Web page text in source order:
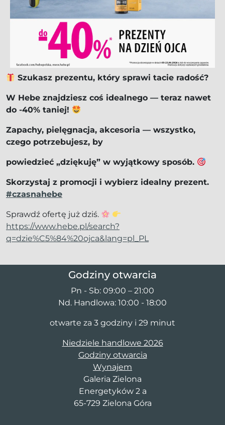
Szukasz prezentu, który sprawi tacie radość?
W Hebe znajdziesz coś idealnego — teraz nawet
do -40% taniej!
Zapachy, pielęgnacja, akcesoria — wszystko,
czego potrzebujesz, by
powiedzieć „dziękuję” w wyjątkowy sposób.
Skorzystaj z promocji i wybierz idealny prezent.
#czasnahebe
Sprawdź ofertę już dziś.
https://www.hebe.pl/search?
q=dzie%C5%84%20ojca&lang=pl_PL
Godziny otwarcia
Pn - Sb: 09:00 – 21:00
Nd. Handlowa: 10:00 - 18:00
otwarte za 3 godziny i 29 minut
Niedziele handlowe 2026
Godziny otwarcia
Wynajem
Galeria Zielona
Energetyków 2 a
65-729 Zielona Góra